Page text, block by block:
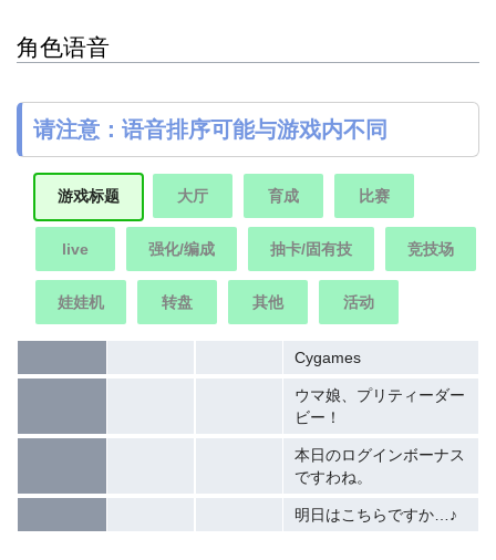
角色语音
请注意：语音排序可能与游戏内不同
游戏标题 大厅 育成 比赛
live 强化/编成 抽卡/固有技 竞技场
娃娃机 转盘 其他 活动
Cygames
ウマ娘、プリティーダー
ビー！
本日のログインボーナス
ですわね。
明日はこちらですか…♪